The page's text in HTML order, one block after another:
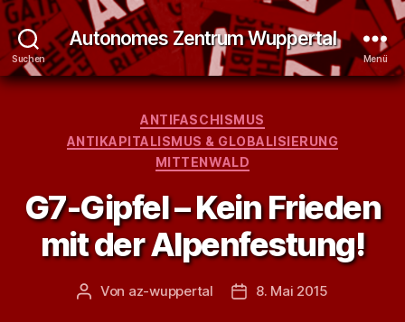
Suchen
Autonomes Zentrum Wuppertal
Menü
Kategorien
ANTIFASCHISMUS
ANTIKAPITALISMUS & GLOBALISIERUNG
MITTENWALD
G7-Gipfel – Kein Frieden
mit der Alpenfestung!
Beitragsautor
Von az-wuppertal Veröffentlichungsdatum
8. Mai 2015